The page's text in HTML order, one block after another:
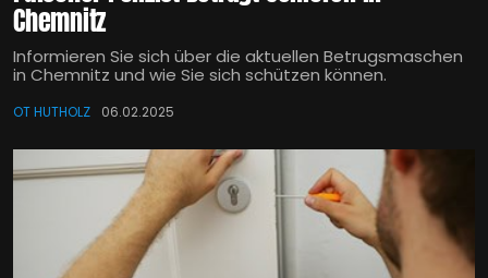
Chemnitz
Informieren Sie sich über die aktuellen Betrugsmaschen
in Chemnitz und wie Sie sich schützen können.
OT HUTHOLZ 06.02.2025